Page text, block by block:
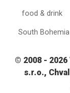
food & drink
South Bohemia
© 2008 - 2026
s.r.o.,